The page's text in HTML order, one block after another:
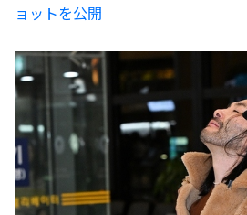
ョットを公開